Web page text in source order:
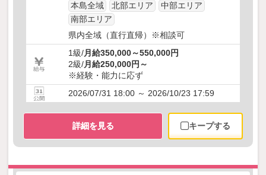
本島全域
北部エリア
中部エリア
南部エリア
県内全域（直行直帰）※相談可
1級/月給350,000～550,000円
2級/月給250,000円～
※経験・能力に応ず
2026/07/31 18:00 ～ 2026/10/23 17:59
詳細を見る キープする